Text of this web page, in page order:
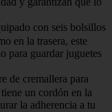
con seis bolsillos
en la trasera, este
para guardar juguetes
de cremallera para
un cordón en la
la adherencia a tu